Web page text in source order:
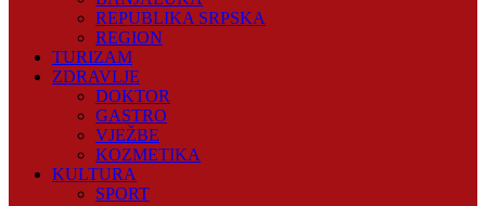
REPUBLIKA SRPSKA
REGION
TURIZAM
ZDRAVLJE
DOKTOR
GASTRO
VJEŽBE
KOZMETIKA
KULTURA
SPORT